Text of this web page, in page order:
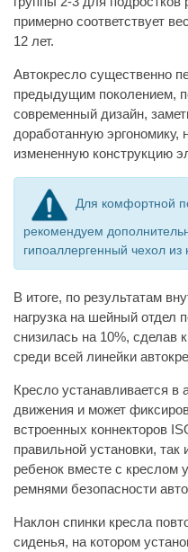
примерно соответствует
12 лет.
Автокресло существенно
предыдущим поколением,
современный дизайн,
доработанную эргономику,
измененную конструкцию
Для комфортной
рекомендуем
гипоаллергенный чехол из
В итоге, по результатам
нагрузка на шейный отдел
снизилась на 10%,
среди всей линейки
Кресло устанавливается в
движения и может
встроенных коннекторов
правильной установки,
ребенок вместе с креслом
ремнями безопасности
Наклон спинки кресла
сиденья, на котором